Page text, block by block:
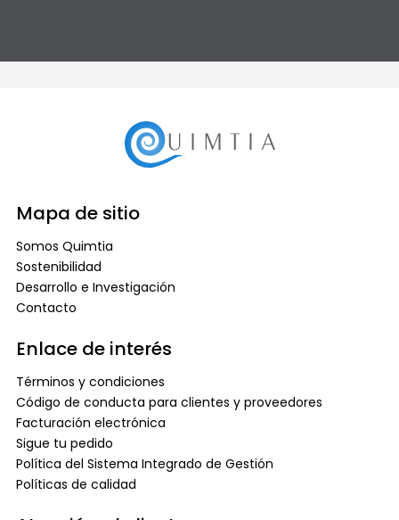
Mapa de sitio
Somos Quimtia
Sostenibilidad
Desarrollo e Investigación
Contacto
Enlace de interés
Términos y condiciones
Código de conducta para clientes y proveedores
Facturación electrónica
Sigue tu pedido
Política del Sistema Integrado de Gestión
Políticas de calidad